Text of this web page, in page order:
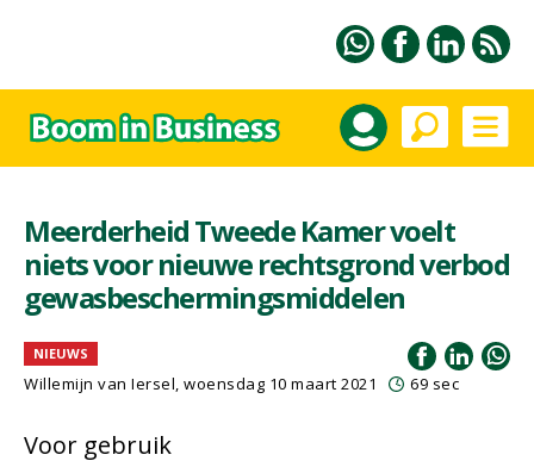
Meerderheid Tweede Kamer voelt
niets voor nieuwe rechtsgrond verbod
gewasbeschermingsmiddelen
NIEUWS
Willemijn van Iersel, woensdag 10 maart 2021 69 sec
Voor gebruik